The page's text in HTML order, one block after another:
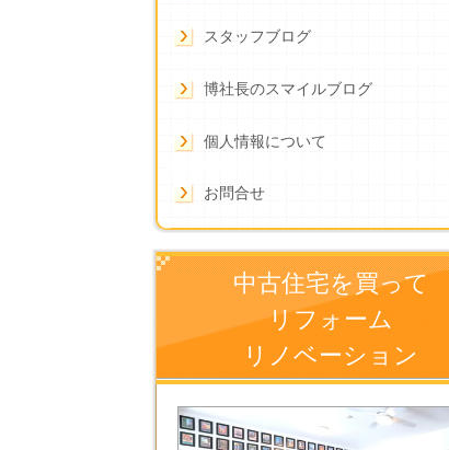
スタッフブログ
博社長のスマイルブログ
個人情報について
お問合せ
中古住宅を買って
リフォーム
リノベーション